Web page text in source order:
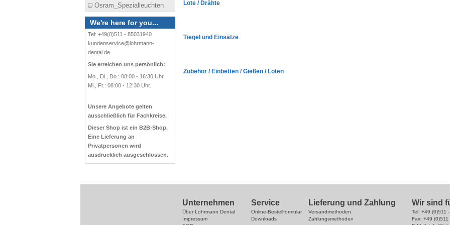
Osram_Spezialleuchten
We're here for you...
Tel: +49(0)511 - 85031940
kundenservice@lohrmann-
dental.de
Sie erreichen uns persönlich:
Mo., Di., Do.: 08:00 - 16:30 Uhr
Mi., Fr.: 08:00 - 12:30 Uhr.
Unsere Angebote gelten
ausschließlich für Fachkreise.
Dieser Shop ist ein B2B-Shop.
Eine Lieferung an
Privatpersonen wird
ausdrücklich ausgeschlossen.
Lote / Drähte
Tiegel und Einsätze
Zubehör / Einbetten / Gießen / Löten
Unternehmen
Über Lohrmann Dental
Impressum
Service
Online-Bestellformular
Downloads
Lieferung und Zahlung
Versandmethoden
Zahlungsmethoden
Wir sind
Tel: +49 (0)511
Fax: +49